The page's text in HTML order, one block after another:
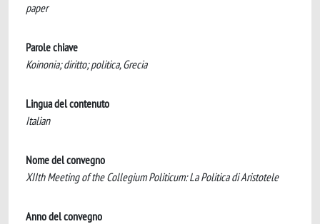
paper
Parole chiave
Koinonia; diritto; politica, Grecia
Lingua del contenuto
Italian
Nome del convegno
XIIth Meeting of the Collegium Politicum: La Politica di Aristotele
Anno del convegno